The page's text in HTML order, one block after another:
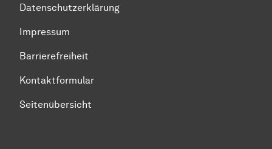
Datenschutzerklärung
Impressum
Barrierefreiheit
Kontaktformular
Seitenübersicht